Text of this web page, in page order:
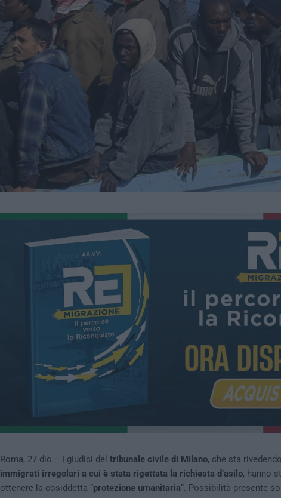
Roma, 27 dic – I giudici del tribunale civile di Milano, che sta
immigrati irregolari a cui è stata rigettata la richiesta d’asilo, hanno
ottenere la cosiddetta “protezione umanitaria“. Possibilità presente